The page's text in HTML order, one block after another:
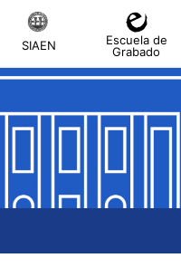
SIAEN
Escuela de
Grabado